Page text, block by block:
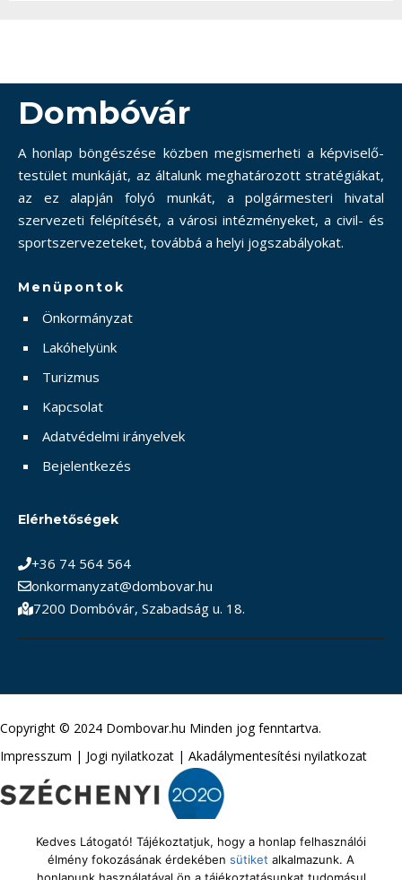
Dombóvár
A honlap böngészése közben megismerheti a képviselő-
testület munkáját, az általunk meghatározott stratégiákat,
az ez alapján folyó munkát, a polgármesteri hivatal
szervezeti felépítését, a városi intézményeket, a civil- és
sportszervezeteket, továbbá a helyi jogszabályokat.
Menüpontok
Önkormányzat
Lakóhelyünk
Turizmus
Kapcsolat
Adatvédelmi irányelvek
Bejelentkezés
Elérhetőségek
+36 74 564 564
onkormanyzat@dombovar.hu
7200 Dombóvár, Szabadság u. 18.
Copyright © 2024 Dombovar.hu Minden jog fenntartva.
Impresszum | Jogi nyilatkozat | Akadálymentesítési nyilatkozat
Kedves Látogató! Tájékoztatjuk, hogy a honlap felhasználói
élmény fokozásának érdekében sütiket alkalmazunk. A